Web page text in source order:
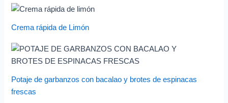
Crema rápida de Limón
Potaje de garbanzos con bacalao y brotes de espinacas
frescas